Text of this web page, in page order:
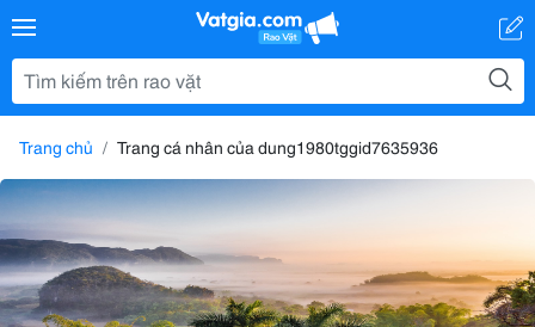
Trang chủ Trang cá nhân của dung1980tggid7635936